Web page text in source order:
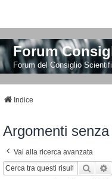
Forum
Forum del Consiglio
Indice
Argomenti
Vai alla ricerca avanzata
Cerca